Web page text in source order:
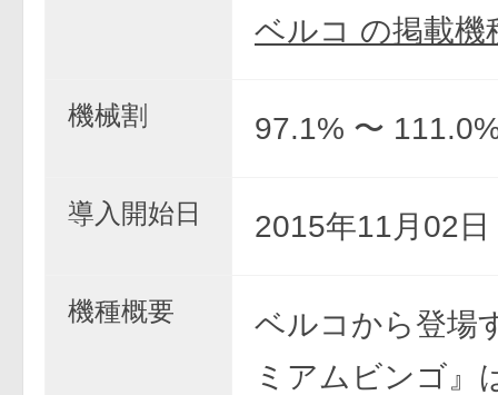
ベルコ の掲載機
機械割 97.1% 〜
導入開始日 2015年11月02日
機種概要
ベルコから登場
ミアムビンゴ』